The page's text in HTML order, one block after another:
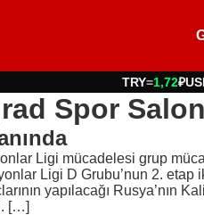
TRY=1,72₽
Spor
Ligi mücadelesi grup
Ligi D Grubu’nun 2.
yapılacağı Rusya’nın
[…]